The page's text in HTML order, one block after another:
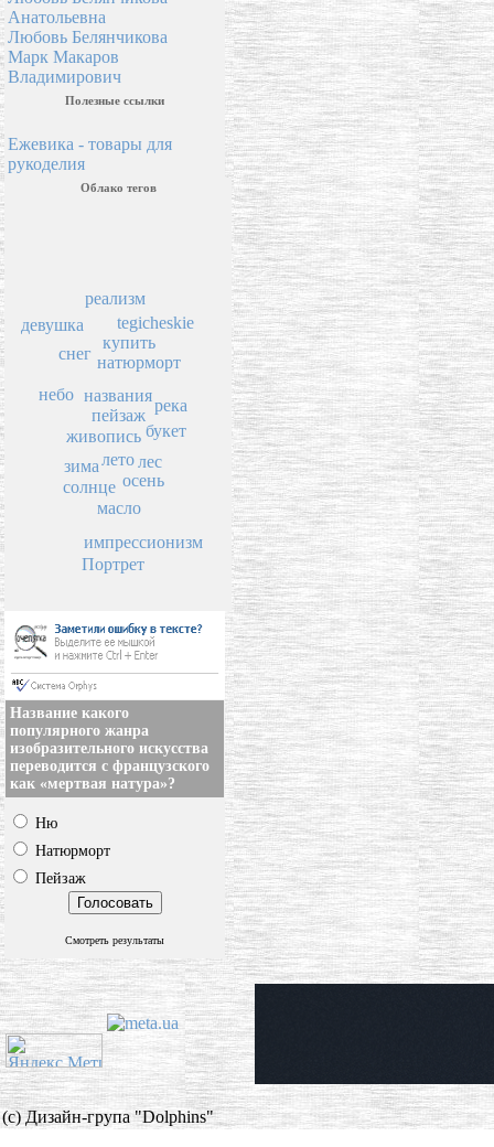
Анатольевна
Любовь Белянчикова
Марк Макаров
Владимирович
Полезные ссылки
Ежевика - товары для
рукоделия
Облако тегов
пейзаж
названия
живопись
лето
натюрморт
купить
солнце
лес
зима
осень
букет
масло
река
снег
tegicheskie
реализм
небо
импрессионизм
Портрет
девушка
Название какого
популярного жанра
изобразительного искусства
переводится с французского
как «мертвая натура»?
Ню
Натюрморт
Пейзаж
Смотреть результаты
(c) Дизайн-група "Dolphins"